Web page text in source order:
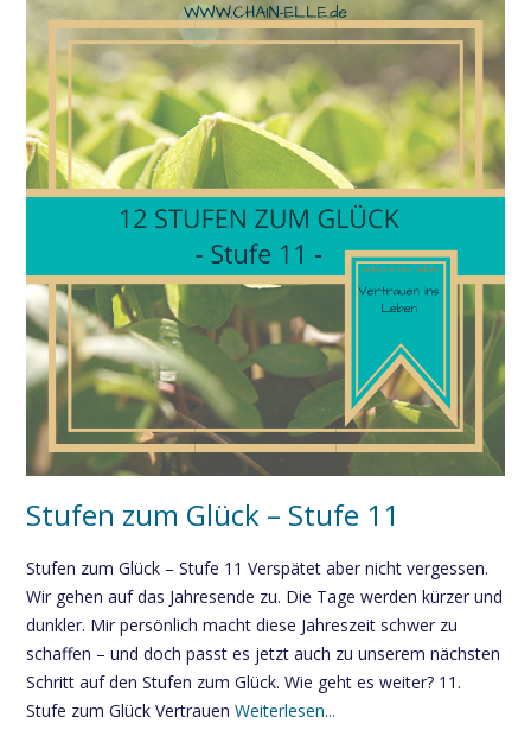
Stufen zum Glück – Stufe 11
Stufen zum Glück – Stufe 11 Verspätet aber nicht vergessen.
Wir gehen auf das Jahresende zu. Die Tage werden kürzer und
dunkler. Mir persönlich macht diese Jahreszeit schwer zu
schaffen – und doch passt es jetzt auch zu unserem nächsten
Schritt auf den Stufen zum Glück. Wie geht es weiter? 11.
Stufe zum Glück Vertrauen Weiterlesen...